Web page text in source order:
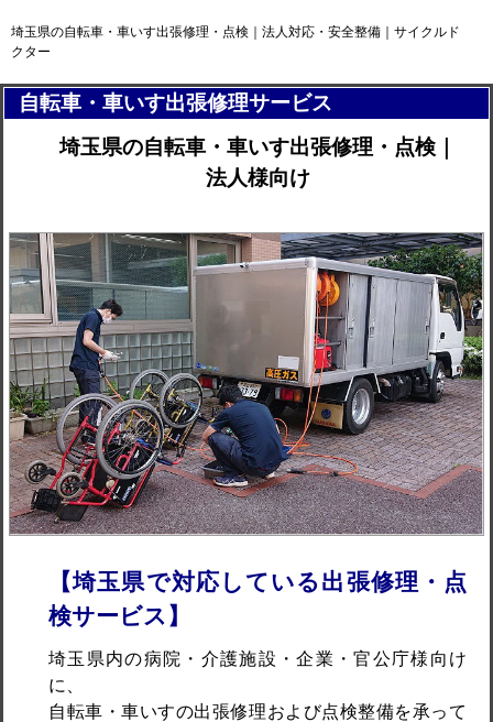
埼玉県の自転車・車いす出張修理・点検｜法人対応・安全整備｜サイクルド
クター
自転車・車いす出張修理サービス
埼玉県の自転車・車いす出張修理・点検｜
法人様向け
【埼玉県で対応している出張修理・点
検サービス】
埼玉県内の病院・介護施設・企業・官公庁様向け
に、
自転車・車いすの出張修理および点検整備を承って